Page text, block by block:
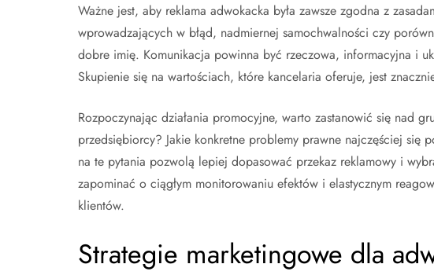
Ważne jest, aby reklama adwokacka była zawsze zgodna z
wprowadzających w błąd, nadmiernej samochwalności czy
dobre imię. Komunikacja powinna być rzeczowa, informacyjna i
Skupienie się na wartościach, które kancelaria oferuje, jest
Rozpoczynając działania promocyjne, warto zastanowić się nad
przedsiębiorcy? Jakie konkretne problemy prawne najczęściej
na te pytania pozwolą lepiej dopasować przekaz reklamowy i
zapominać o ciągłym monitorowaniu efektów i elastycznym
klientów.
Strategie marketingowe dla